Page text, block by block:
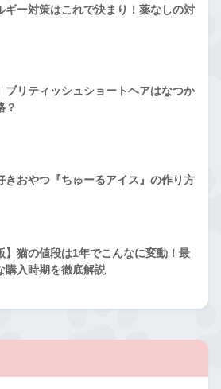
ギー対策はこれで決まり！薬なしの対
ブリティッシュショートヘアはなつか
？
きおやつ『ちゅーるアイス』の作り方
】猫の値段は1年でこんなに変動！最
購入時期を徹底解説